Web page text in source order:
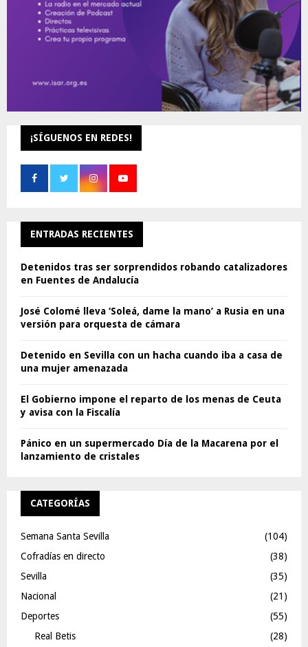
¡SÍGUENOS EN REDES!
ENTRADAS RECIENTES
Detenidos tras ser sorprendidos robando catalizadores
en Fuentes de Andalucía
José Colomé lleva ‘Soleá, dame la mano’ a Rusia en una
versión para orquesta de cámara
Detenido en Sevilla con un hacha cuando iba a casa de
una mujer amenazada
El Gobierno impone el reparto de los menas de Ceuta
y avisa con la Fiscalía
Pánico en un supermercado Día de la Macarena por el
lanzamiento de cristales
CATEGORÍAS
Semana Santa Sevilla
(104)
Cofradías en directo
(38)
Sevilla
(35)
Nacional
(21)
Deportes
(55)
Real Betis
(28)